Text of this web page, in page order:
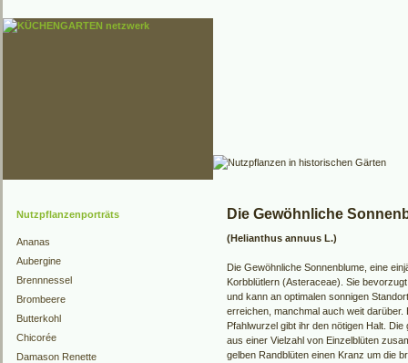
Nutzpflanzenporträts
Ananas
Aubergine
Brennnessel
Brombeere
Butterkohl
Chicorée
Damason Renette
Die Gewöhnliche
(Helianthus annuus L.)
Die Gewöhnliche Sonnenblume, eine
Korbblütlern (Asteraceae). Sie
und kann an optimalen sonnigen
erreichen, manchmal auch weit darüber.
Pfahlwurzel gibt ihr den nötigen Halt.
aus einer Vielzahl von Einzelblüten
gelben Randblüten einen Kranz um die